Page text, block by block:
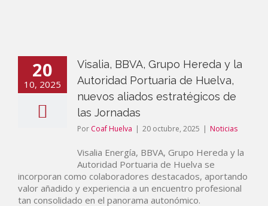
20
10, 2025
Visalia, BBVA, Grupo Hereda y la
Autoridad Portuaria de Huelva,
nuevos aliados estratégicos de
las Jornadas
Por Coaf Huelva | 20 octubre, 2025 | Noticias
Visalia Energía, BBVA, Grupo Hereda y la
Autoridad Portuaria de Huelva se
incorporan como colaboradores destacados, aportando
valor añadido y experiencia a un encuentro profesional
tan consolidado en el panorama autonómico.